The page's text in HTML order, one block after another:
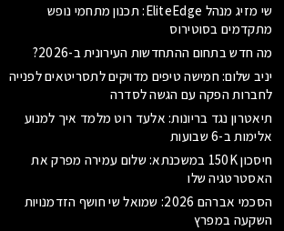
שי מזיג מנהל EliteEdge: תכנון מתחמי נופש
מתקדמים בסוטירוס
מה חדש בתחום ההתחדשות העירונית ב-2026?
יניב שלום: חמישה טיפים מדויקים לתסריטאים לפנייה
לחברות הפקה עם הגשה לסדרה
תיאטרון נגד בריונות: אלעד רוט מלמד איך למנוע
אלימות ב-6 שבועות
חיסכון 150K במשכנתא: שלום עמירה מפרק את
האסטרטגיה שלו
הסכמי אברהם 2026: שמואל שי חושף הזדמנויות
השקעה במפרץ